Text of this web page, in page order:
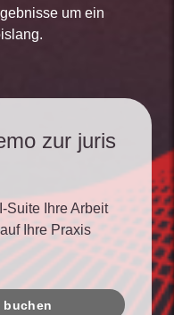
um ein
zur juris
Suite Ihre Arbeit
Ihre Praxis
buchen